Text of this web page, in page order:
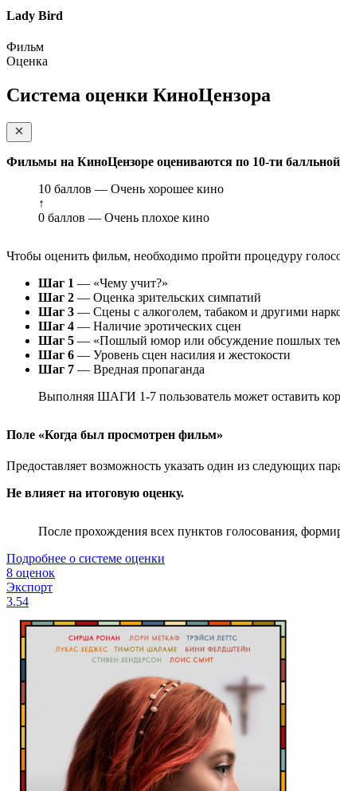
Lady Bird
Фильм
Оценка
Система оценки КиноЦензора
Фильмы на КиноЦензоре оцениваются по 10-ти
10 баллов — Очень хорошее кино
↑
0 баллов — Очень плохое кино
Чтобы оценить фильм, необходимо пройти процедуру
Шаг 1 — «Чему учит?»
Шаг 2 — Оценка зрительских симпатий
Шаг 3 — Сцены с алкоголем, табаком и другими
Шаг 4 — Наличие эротических сцен
Шаг 5 — «Пошлый юмор или обсуждение пошлых
Шаг 6 — Уровень сцен насилия и жестокости
Шаг 7 — Вредная пропаганда
Выполняя ШАГИ 1-7 пользователь может оставить
Поле «Когда был просмотрен фильм»
Предоставляет возможность указать один из следующих
Не влияет на итоговую оценку.
После прохождения всех пунктов голосования,
Подробнее о системе оценки
8 оценок
Экспорт
3.54